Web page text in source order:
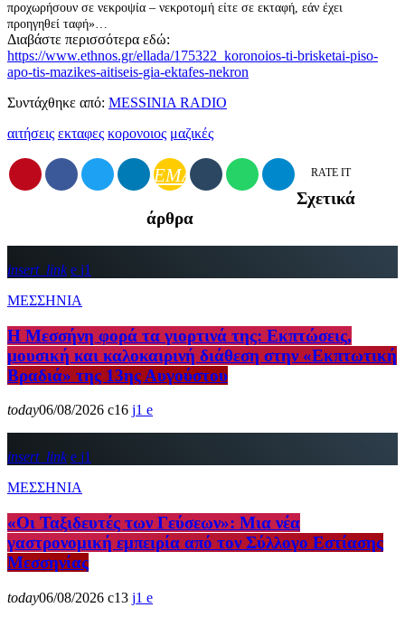
προχωρήσουν σε νεκροψία – νεκροτομή είτε σε εκταφή, εάν έχει
προηγηθεί ταφή»…
Διαβάστε περισσότερα εδώ:
https://www.ethnos.gr/ellada/175322_koronoios-ti-brisketai-piso-
apo-tis-mazikes-aitiseis-gia-ektafes-nekron
Συντάχθηκε από: MESSINIA RADIO
αιτήσεις εκταφες κορονοιος μαζικές
EMAIL RATE IT
Σχετικά
άρθρα
insert_link
1
ΜΕΣΣΗΝΙΑ
Η Μεσσήνη φορά τα γιορτινά της: Εκπτώσεις,
μουσική και καλοκαιρινή διάθεση στην «Εκπτωτική
Βραδιά» της 13ης Αυγούστου
today06/08/2026 16 1
insert_link
1
ΜΕΣΣΗΝΙΑ
«Οι Ταξιδευτές των Γεύσεων»: Μια νέα
γαστρονομική εμπειρία από τον Σύλλογο Εστίασης
Μεσσηνίας
today06/08/2026 13 1